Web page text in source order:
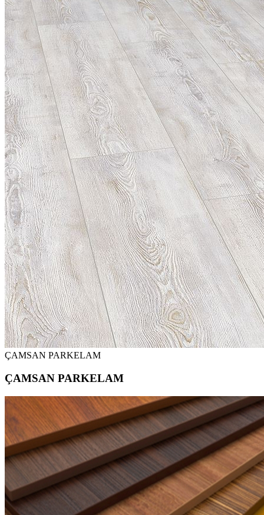
ÇAMSAN PARKELAM
ÇAMSAN PARKELAM